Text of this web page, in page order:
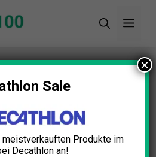
Wanderstock Test: Die 5
Sale
Produkte im
Decathlon an!
×